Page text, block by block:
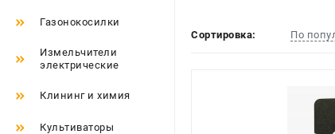
Газонокосилки
Измельчители
электрические
Клининг и химия
Культиваторы
Сортировка: По